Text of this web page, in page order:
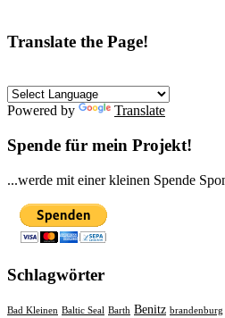
Translate the Page!
Powered by Translate
Spende für mein Projekt!
...werde mit einer kleinen Spende
Schlagwörter
Bad Kleinen Baltic Seal Barth Benitz brandenburg